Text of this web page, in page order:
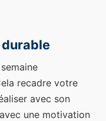
recadre votre
avec son
une motivation